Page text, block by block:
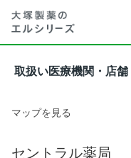
取扱い医療機関・店舗
マップを見る
セントラル薬局